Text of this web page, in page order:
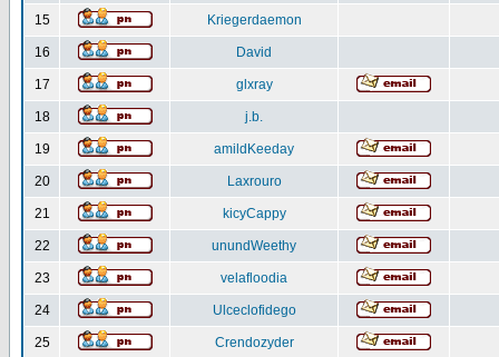
15 Kriegerdaemon
16 David
17 glxray
18 j.b.
19 amildKeeday
20 Laxrouro
21 kicyCappy
22 unundWeethy
23 velafloodia
24 Ulceclofidego
25 Crendozyder